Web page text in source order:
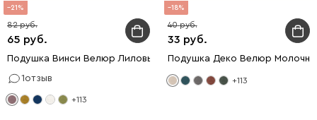
21
65
82
Подушка Винси Велюр Лиловый
1отзыв
+113
18
33
40
Подушка Деко Велюр
+113